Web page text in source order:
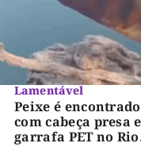
Lamentável
Peixe é encontrado
com cabeça presa
garrafa PET no Rio